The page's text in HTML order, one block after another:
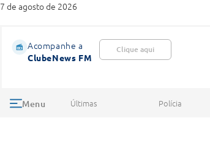
7 de agosto de 2026
Acompanhe a
ClubeNews FM
Clique aqui
Menu Últimas Polícia